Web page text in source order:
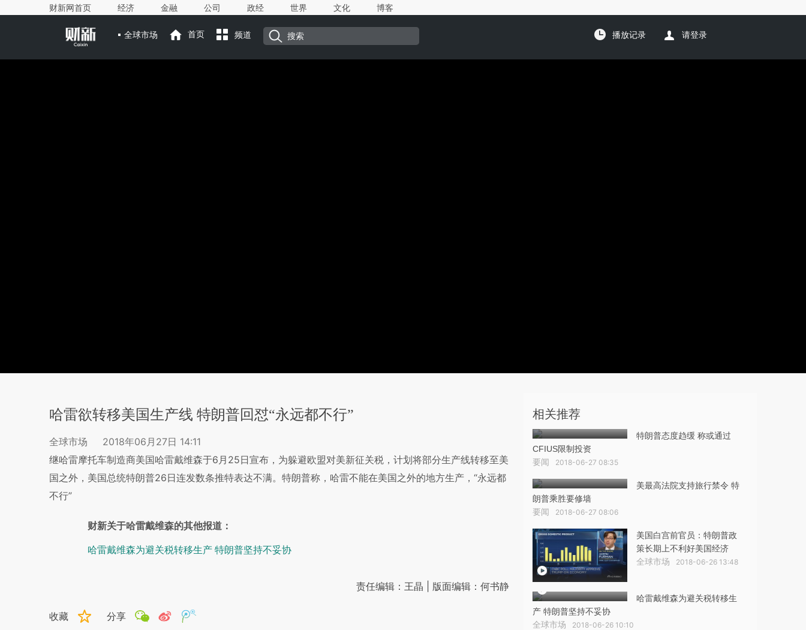
财新网首页 经济 金融 公司 政经 世界 文化 博客
全球市场 首页 频道 播放记录 请登录
哈雷欲转移美国生产线 特朗普回怼“永远都不行”
全球市场
2018年06月27日 14:11
继哈雷摩托车制造商美国哈雷戴维森于6月25日宣布，为躲避欧盟对美新征关税，计划将部分生产线转移至美
国之外，美国总统特朗普26日连发数条推特表达不满。特朗普称，哈雷不能在美国之外的地方生产，“永远都
不行”
财新关于哈雷戴维森的其他报道：
哈雷戴维森为避关税转移生产 特朗普坚持不妥协
责任编辑：王晶 | 版面编辑：何书静
收藏 分享
相关推荐
特朗普态度趋缓 称或通过
CFIUS限制投资
要闻 2018-06-27 08:35
美最高法院支持旅行禁令 特
朗普乘胜要修墙
要闻 2018-06-27 08:06
美国白宫前官员：特朗普政
策长期上不利好美国经济
全球市场 2018-06-26 13:48
哈雷戴维森为避关税转移生
产 特朗普坚持不妥协
全球市场 2018-06-26 10:10